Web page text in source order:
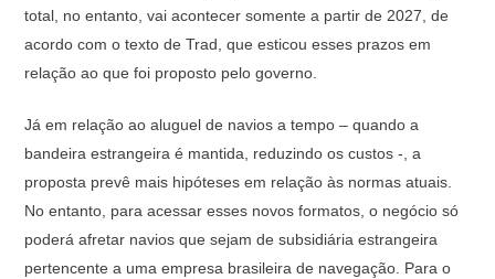
total, no entanto, vai acontecer somente a partir de 2027, de
acordo com o texto de Trad, que esticou esses prazos em
relação ao que foi proposto pelo governo.
Já em relação ao aluguel de navios a tempo – quando a
bandeira estrangeira é mantida, reduzindo os custos -, a
proposta prevê mais hipóteses em relação às normas atuais.
No entanto, para acessar esses novos formatos, o negócio só
poderá afretar navios que sejam de subsidiária estrangeira
pertencente a uma empresa brasileira de navegação. Para o